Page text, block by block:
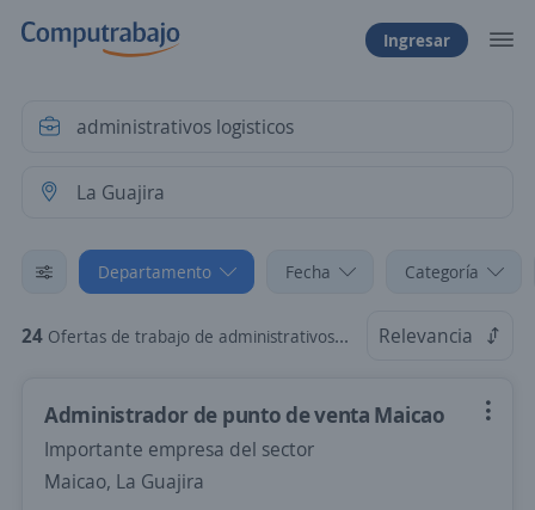
Ingresar
Departamento Fecha Categoría
24 Ofertas de trabajo de administrativos logisticos en La Guajira Relevancia
Administrador de punto de venta Maicao
Importante empresa del sector
Maicao, La Guajira